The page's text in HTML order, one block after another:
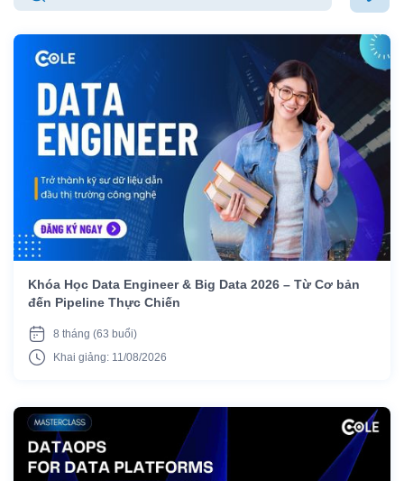
Khóa Học Data Engineer & Big Data 2026 – Từ Cơ bản
đến Pipeline Thực Chiến
8 tháng (63 buổi)
Khai giảng: 11/08/2026